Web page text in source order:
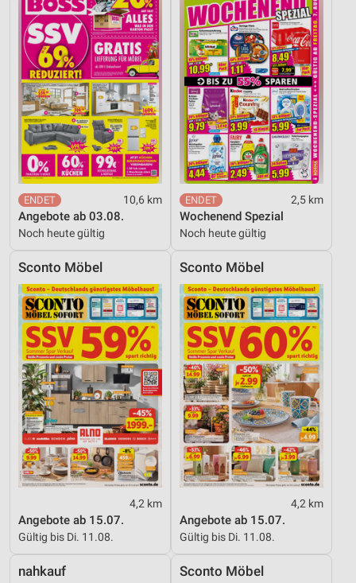
10,6 km
Angebote ab 03.08.
Noch heute gültig
2,5 km
Wochenend Spezial
Noch heute gültig
Sconto Möbel
4,2 km
Angebote ab 15.07.
Gültig bis Di. 11.08.
Sconto Möbel
4,2 km
Angebote ab 15.07.
Gültig bis Di. 11.08.
nahkauf Sconto Möbel